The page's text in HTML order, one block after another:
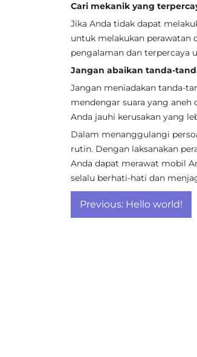
Cari mekanik yang
Jika Anda tidak dapat
untuk melakukan perawatan
pengalaman dan terpercaya
Jangan abaikan tanda-
Jangan meniadakan tanda-
mendengar suara yang
Anda jauhi kerusakan yang
Dalam menanggulangi
rutin. Dengan laksanakan
Anda dapat merawat mobil
selalu berhati-hati dan
Post
navigation
Previous: Hello world!